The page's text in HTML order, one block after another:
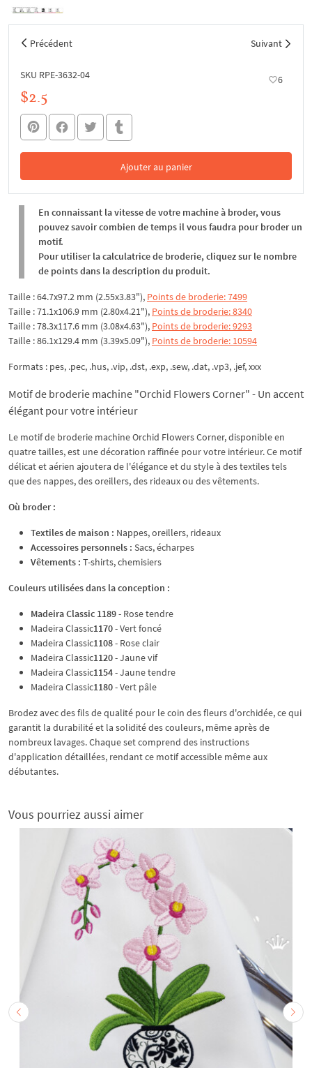
Précédent Suivant
SKU RPE-3632-04 6
$2.5
Ajouter au panier
Dans le panier
En connaissant la vitesse de votre machine à broder, vous
pouvez savoir combien de temps il vous faudra pour broder un
motif.
Pour utiliser la calculatrice de broderie, cliquez sur le nombre
de points dans la description du produit.
Taille : 64.7x97.2 mm (2.55x3.83"), Points de broderie: 7499
Taille : 71.1x106.9 mm (2.80x4.21"), Points de broderie: 8340
Taille : 78.3x117.6 mm (3.08x4.63"), Points de broderie: 9293
Taille : 86.1x129.4 mm (3.39x5.09"), Points de broderie: 10594
Formats : pes, .pec, .hus, .vip, .dst, .exp, .sew, .dat, .vp3, .jef, xxx
Motif de broderie machine "Orchid Flowers Corner" - Un accent
élégant pour votre intérieur
Le motif de broderie machine Orchid Flowers Corner, disponible en
quatre tailles, est une décoration raffinée pour votre intérieur. Ce motif
délicat et aérien ajoutera de l'élégance et du style à des textiles tels
que des nappes, des oreillers, des rideaux ou des vêtements.
Où broder :
Textiles de maison : Nappes, oreillers, rideaux
Accessoires personnels : Sacs, écharpes
Vêtements : T-shirts, chemisiers
Couleurs utilisées dans la conception :
Madeira Classic 1189- Rose tendre
Madeira Classic1170- Vert foncé
Madeira Classic1108- Rose clair
Madeira Classic1120- Jaune vif
Madeira Classic1154- Jaune tendre
Madeira Classic1180- Vert pâle
Brodez avec des fils de qualité pour le coin des fleurs d'orchidée, ce qui
garantit la durabilité et la solidité des couleurs, même après de
nombreux lavages. Chaque set comprend des instructions
d'application détaillées, rendant ce motif accessible même aux
débutantes.
Vous pourriez aussi aimer